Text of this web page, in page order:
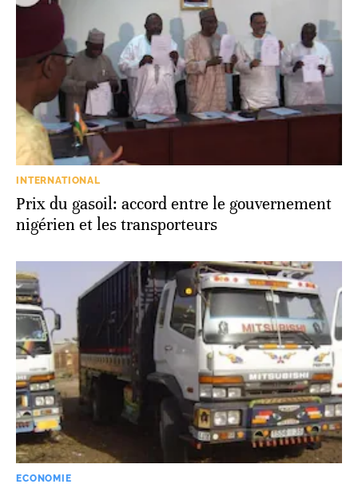
INTERNATIONAL
Prix du gasoil: accord entre le gouvernement
nigérien et les transporteurs
ECONOMIE